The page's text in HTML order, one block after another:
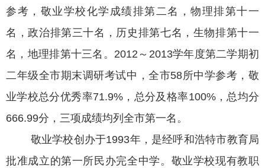
参考，敬业学校化学成绩排第二名，物理排第十一
名，政治排第三十名，历史排第七名，生物排第十一
名，地理排第十三名。2012～2013学年度第二学期初
二年级全市期末调研考试中，全市58所中学参考，敬
业学校总分优秀率71.9%，总分及格率100%，总均分
666.99分，三项成绩均列全市第一名。
敬业学校创办于1993年，是经呼和浩特市教育局
批准成立的第一所民办完全中学。敬业学校现有教职